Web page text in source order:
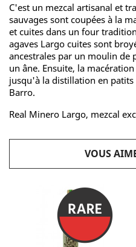
C'est un mezcal artisanal et
sauvages sont coupées à la
et cuites dans un four
agaves Largo cuites sont
ancestrales par un moulin de
un âne. Ensuite, la
jusqu'à la distillation en
Barro.
Real Minero Largo, mezcal
VOUS